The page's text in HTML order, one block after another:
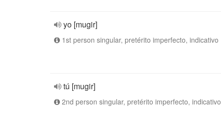
yo [mugir]
1st person singular, pretérito imperfecto, indicativo
tú [mugir]
2nd person singular, pretérito imperfecto, indicativo